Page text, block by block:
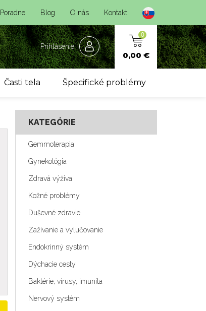
Poradne Blog O nás Kontakt
0
0,00 €
Prihlásenie
Časti tela Špecifické problémy
KATEGÓRIE
Gemmoterapia
Gynekológia
Zdravá výživa
Kožné problémy
Duševné zdravie
Zažívanie a vylučovanie
Endokrinný systém
Dýchacie cesty
Baktérie, vírusy, imunita
Nervový systém